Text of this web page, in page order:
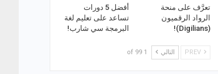
تعرَّف على منحة
الرواد الرقميون
(Digilians)!
أفضل 5 دورات
تساعد على تعليم لغة
البرمجة سي شارب!
التالي 1 of 99